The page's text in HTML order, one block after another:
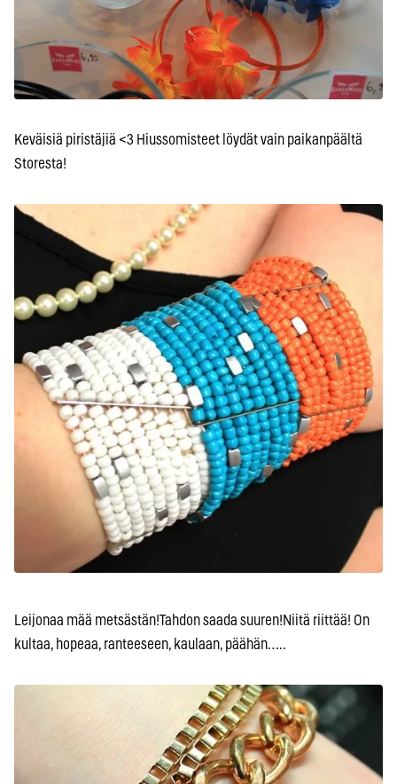
Keväisiä piristäjiä <3 Hiussomisteet löydät vain paikanpäältä
Storesta!
Leijonaa mää metsästän!Tahdon saada suuren!Niitä riittää! On
kultaa, hopeaa, ranteeseen, kaulaan, päähän…..